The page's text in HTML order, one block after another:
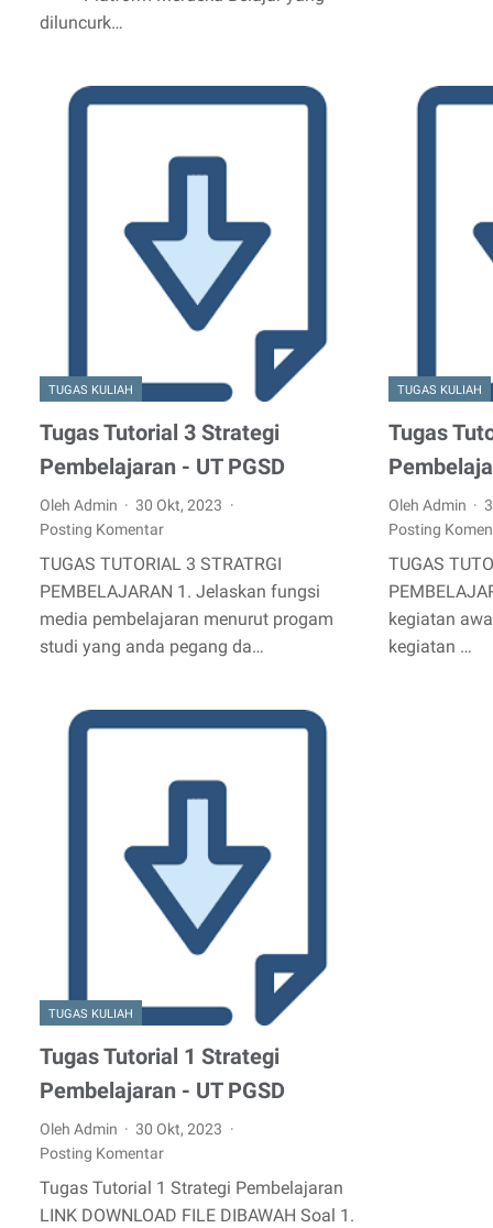
diluncurk…
TUGAS KULIAH
Tugas Tutorial 3 Strategi
Pembelajaran - UT PGSD
Oleh Admin
30 Okt, 2023
Posting Komentar
TUGAS TUTORIAL 3 STRATRGI
PEMBELAJARAN 1. Jelaskan fungsi
media pembelajaran menurut progam
studi yang anda pegang da…
TUGAS KULIAH
Tugas
Oleh Admin
Posting
TUGAS
kegiatan
kegiatan …
TUGAS KULIAH
Tugas Tutorial 1 Strategi
Pembelajaran - UT PGSD
Oleh Admin
30 Okt, 2023
Posting Komentar
Tugas Tutorial 1 Strategi Pembelajaran
LINK DOWNLOAD FILE DIBAWAH Soal 1.